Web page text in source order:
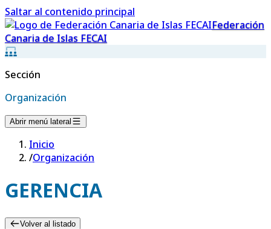
Saltar al contenido principal
Federación
Canaria de Islas FECAI
Sección
Organización
Abrir menú lateral
Inicio
/Organización
GERENCIA
Volver al listado